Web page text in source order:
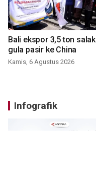
Bali ekspor 3,5 ton salak
gula pasir ke China
Kamis, 6 Agustus 2026
Infografik